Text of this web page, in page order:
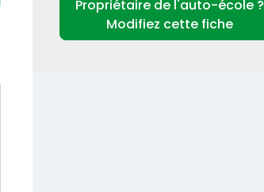
Propriétaire de l'auto-école ?
Modifiez cette fiche